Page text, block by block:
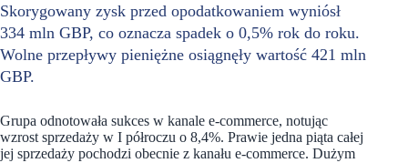
Skorygowany zysk przed opodatkowaniem wyniósł
334 mln GBP, co oznacza spadek o 0,5% rok do roku.
Wolne przepływy pieniężne osiągnęły wartość 421 mln
GBP.
Grupa odnotowała sukces w kanale e-commerce, notując
wzrost sprzedaży w I półroczu o 8,4%. Prawie jedna piąta całej
jej sprzedaży pochodzi obecnie z kanału e-commerce. Dużym